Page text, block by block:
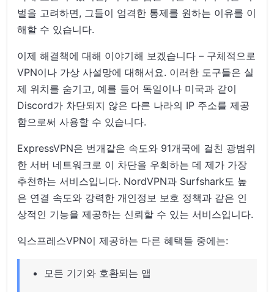
벌을 고려하면, 그들이 엄격한 통제를 원하는 이유를 이
해할 수 있습니다.
이제 해결책에 대해 이야기해 보겠습니다 – 구체적으로
VPN이나 가상 사설망에 대해서요. 이러한 도구들은 실
제 위치를 숨기고, 예를 들어 독일이나 미국과 같이
Discord가 차단되지 않은 다른 나라의 IP 주소를 제공
함으로써 사용할 수 있습니다.
ExpressVPN은 번개같은 속도와 91개국에 걸친 광범위
한 서버 네트워크로 이 차단을 우회하는 데 제가 가장
추천하는 서비스입니다. NordVPN과 Surfshark도 높
은 연결 속도와 강력한 개인정보 보호 정책과 같은 인
상적인 기능을 제공하는 신뢰할 수 있는 서비스입니다.
익스프레스VPN이 제공하는 다른 혜택들 중에는:
모든 기기와 호환되는 앱